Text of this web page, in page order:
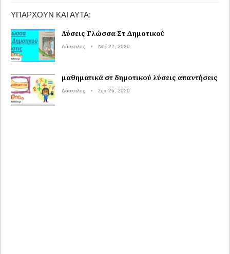
ΥΠΆΡΧΟΥΝ ΚΑΙ ΑΥΤΆ:
Λύσεις Γλώσσα Στ Δημοτικού
Δάσκαλος Νοέ 22, 2020
μαθηματικά στ δημοτικού λύσεις απαντήσεις
Δάσκαλος Σεπ 26, 2020